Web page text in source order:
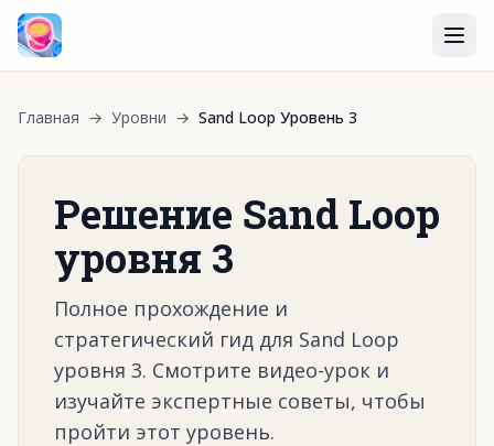
Главная → Уровни → Sand Loop Уровень 3
Решение Sand Loop
уровня 3
Полное прохождение и
стратегический гид для Sand Loop
уровня 3. Смотрите видео-урок и
изучайте экспертные советы, чтобы
пройти этот уровень.